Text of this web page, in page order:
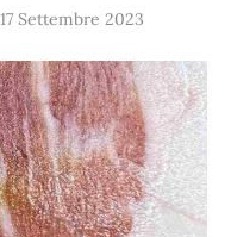
17 Settembre 2023